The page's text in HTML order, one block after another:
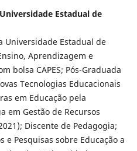
Estadual de
Universidade Estadual de
Aprendizagem e
bolsa CAPES; Pós-Graduada
Tecnologias Educacionais
em Educação pela
em Gestão de Recursos
Discente de Pedagogia;
e Pesquisas sobre Educação a